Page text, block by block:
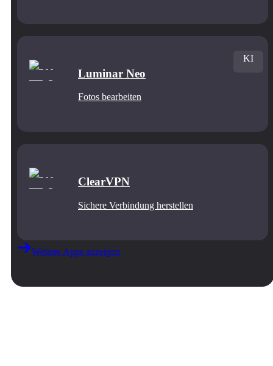
Luminar Neo
Fotos bearbeiten
KI
ClearVPN
Sichere Verbindung herstellen
Weitere Apps anzeigen